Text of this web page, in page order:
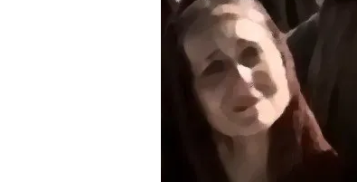
Via Crucis
Richieste di